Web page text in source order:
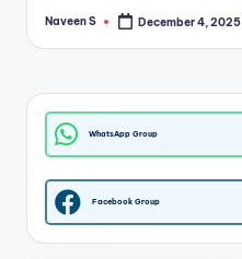
Posted
Naveen S December 4, 2025
WhatsApp Group
Facebook Group